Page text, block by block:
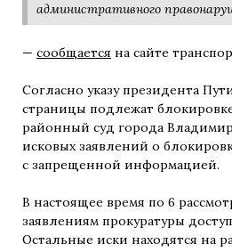
административного
— сообщается на сайте
Согласно указу президента
страницы подлежат
районный суд города
исковых заявлений о
с запрещенной информацией.
В настоящее время по 6
заявлениям прокуратуры
Остальные иски находятся на